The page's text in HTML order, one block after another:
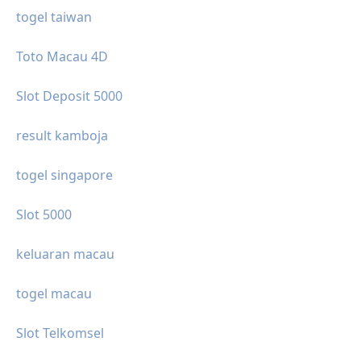
togel taiwan
Toto Macau 4D
Slot Deposit 5000
result kamboja
togel singapore
Slot 5000
keluaran macau
togel macau
Slot Telkomsel